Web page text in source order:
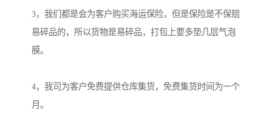
3，我们都是会为客户购买海运保险，但是保险是不保赔
易碎品的，所以货物是易碎品，打包上要多垫几层气泡
膜。
4，我司为客户免费提供仓库集货，免费集货时间为一个
月。